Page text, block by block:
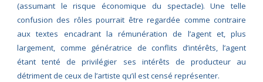
(assumant le risque économique du spectacle). Une telle
confusion des rôles pourrait être regardée comme contraire
aux textes encadrant la rémunération de l’agent et, plus
largement, comme génératrice de conflits d’intérêts, l’agent
étant tenté de privilégier ses intérêts de producteur au
détriment de ceux de l’artiste qu’il est censé représenter.